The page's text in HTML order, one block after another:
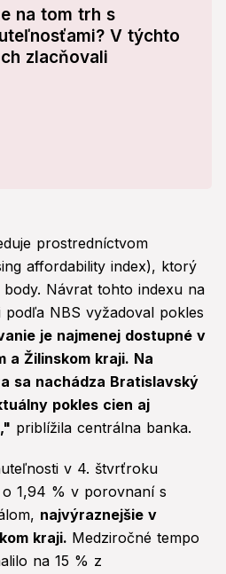
na tom trh s
V týchto
zlacňovali
prostredníctvom
affordability index), ktorý
Návrat tohto indexu na
NBS vyžadoval pokles
je najmenej dostupné v
a Žilinskom kraji. Na
sa nachádza Bratislavský
pokles cien aj
priblížila centrálna banka.
v 4. štvrťroku
1,94 % v porovnaní s
najvýraznejšie v
kraji. Medziročné tempo
na 15 % z